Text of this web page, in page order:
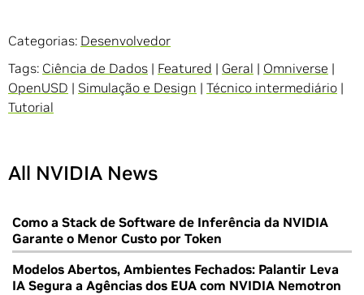
Categorias: Desenvolvedor
Tags: Ciência de Dados | Featured | Geral | Omniverse |
OpenUSD | Simulação e Design | Técnico intermediário |
Tutorial
All NVIDIA News
Como a Stack de Software de Inferência da NVIDIA
Garante o Menor Custo por Token
Modelos Abertos, Ambientes Fechados: Palantir Leva
IA Segura a Agências dos EUA com NVIDIA Nemotron